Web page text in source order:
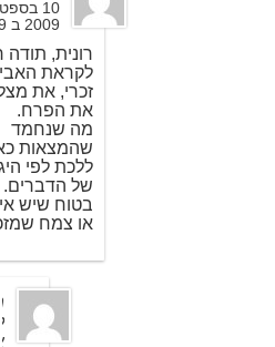
10
2009 ב 11:49
רונית, תודה
לקראת
זכרי, את
את הפרח.
מה שנחמד
שהמצאות
ללכת לפי
של הדברים.
בטוח שיש
או צמח
מ
ל
א